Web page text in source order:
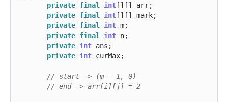
private final int[][] arr;
private final int[][] mark;
private final int m;
private final int n;
private int ans ;
private int curMax;
// end -> arr[i][j] = 2